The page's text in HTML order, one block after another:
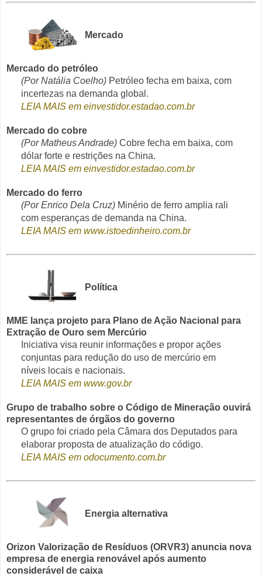
Mercado
Mercado do petróleo
(Por Natália Coelho)Petróleo fecha em baixa, com
incertezas na demanda global.
LEIA MAIS em einvestidor.estadao.com.br
Mercado do cobre
(Por Matheus Andrade)Cobre fecha em baixa, com
dólar forte e restrições na China.
LEIA MAIS em einvestidor.estadao.com.br
Mercado do ferro
(Por Enrico Dela Cruz)Minério de ferro amplia rali
com esperanças de demanda na China.
LEIA MAIS em www.istoedinheiro.com.br
Política
MME lança projeto para Plano de Ação Nacional para
Extração de Ouro sem Mercúrio
Iniciativa visa reunir informações e propor ações
conjuntas para redução do uso de mercúrio em
níveis locais e nacionais.
LEIA MAIS em www.gov.br
Grupo de trabalho sobre o Código de Mineração ouvirá
representantes de órgãos do governo
O grupo foi criado pela Câmara dos Deputados para
elaborar proposta de atualização do código.
LEIA MAIS em odocumento.com.br
Energia alternativa
Orizon Valorização de Resíduos (ORVR3) anuncia nova
empresa de energia renovável após aumento
considerável de caixa